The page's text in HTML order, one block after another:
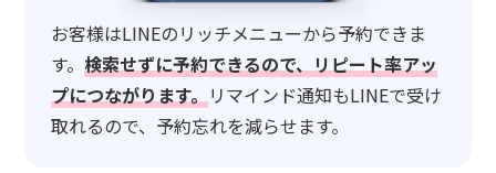
お客様はLINEのリッチメニューから予約できま
す。検索せずに予約できるので、リピート率アッ
プにつながります。リマインド通知もLINEで受け
取れるので、予約忘れを減らせます。